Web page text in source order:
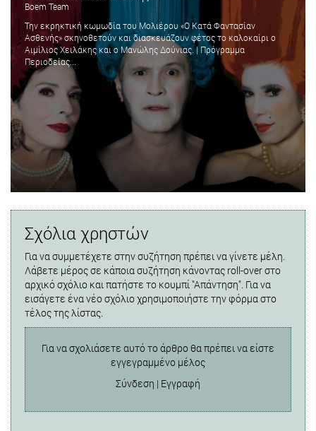
Boem Team
Την εκρηκτική κωμωδία του Μολιέρου «Ο Κατά Φαντασίαν
Ασθενής» σκηνοθετούν και διασκευάζουν φέτος το καλοκαίρι ο
Αιμίλιος Χειλάκης και ο Μανώλης Δούνιας. | Πρόγραμμα
Περιοδείας...
Σχόλια χρηστών
Για να συμμετέχετε στην συζήτηση πρέπει να γίνετε μέλη.
Λάβετε μέρος σε κάποια συζήτηση κάνοντας roll-over στο
αρχικό σχόλιο και πατήστε το κουμπί "Απάντηση". Για να
εισάγετε ένα νέο σχόλιο χρησιμοποιήστε την φόρμα στο
τέλος της λίστας.
Για να σχολιάσετε αυτό το άρθρο θα πρέπει να είστε
εγγεγραμμένο μέλος
Σύνδεση | Εγγραφή